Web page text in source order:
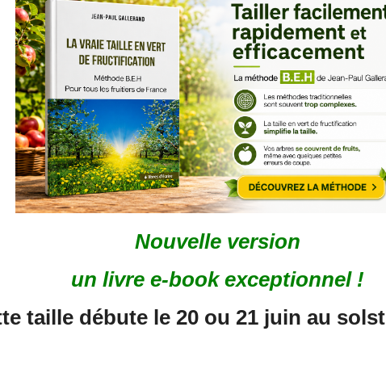
Nouvelle version
un livre e-book exceptionnel !
taille débute le 20 ou 21 juin au